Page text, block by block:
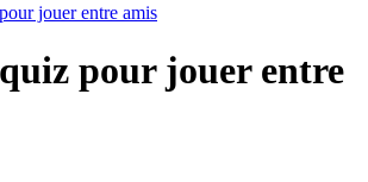
jouer entre amis
pour jouer entre